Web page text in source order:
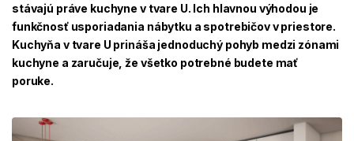
stávajú práve kuchyne v tvare U. Ich hlavnou výhodou je
funkčnosť usporiadania nábytku a spotrebičov v priestore.
Kuchyňa v tvare U prináša jednoduchý pohyb medzi zónami
kuchyne a zaručuje, že všetko potrebné budete mať
poruke.